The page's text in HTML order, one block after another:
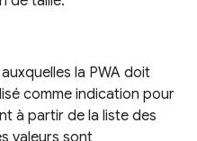
la PWA doit
comme indication pour
à partir de la liste des
valeurs sont